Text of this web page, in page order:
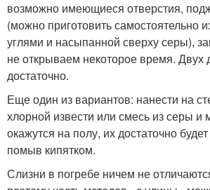
возможно имеющиеся отверстия,
(можно приготовить самостоятельно
углями и насыпанной сверху серы),
не открываем некоторое время. Двух
достаточно.
Еще один из вариантов: нанести на
хлорной извести или смесь из серы и
окажутся на полу, их достаточно
помыв кипятком.
Слизни в погребе ничем не